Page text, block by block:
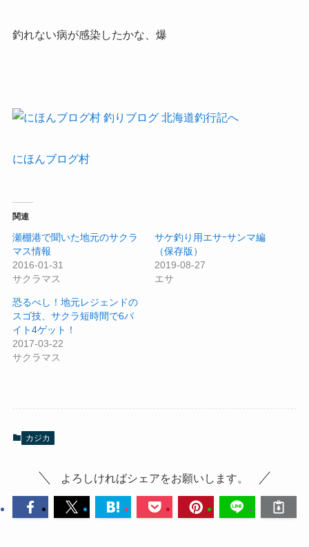
釣れない病が感染したかな、爆
にほんブログ村
関連
瀬棚港で聞いた地元のサクラ
マス情報
2016-01-31
サクラマス
サケ釣り用エサｰサンマ編
（保存版）
2019-08-27
エサ
恐るべし！地元レジェンドの
スゴ技、サクラ短時間で6バ
イト4ゲット！
2017-03-22
サクラマス
カジカ
よろしければシェアをお願いします。